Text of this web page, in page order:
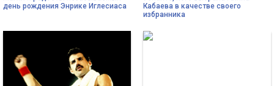
день рождения Энрике Иглесиаса
Кабаева в качестве своего
избранника